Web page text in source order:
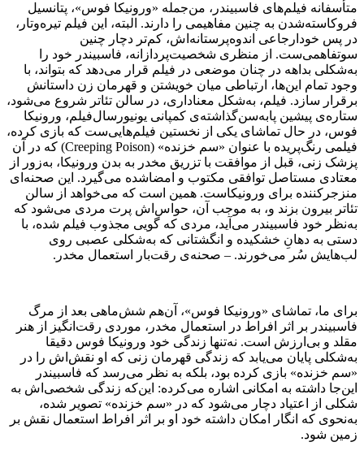
متأسفانه فیلم‌های فاسبیندر، من‌جمله «ورونیکا فوس»، پتانسیل
فروکاسته‌شدن به چنین مفاهیمی را دارند. البته، این فیلم تیره‌وتار،
در پس خودارجاعی اندوه‌پرستانه‌اش، کم‌تر دچار چنین
سوتفاهمی‌ست. از منظری شخصیت‌پردازانه، فاسبیندر خود را
به‌شکلی بداهه در چنان موضعی در فیلم قرار می‌دهد که بتواند، با
وجود تمام این‌ها، ارتباطی میان خویشتن و قهرمان زن داستانش
برقرار سازد. فیلم، به‌شکل معناداری، در سالن تئاتر شروع می‌شود،
ستاره‌ی پیشین پابه‌سن‌گذاشته‌ی کمپانی یونیورسال‌فیلم، ورونیکا
فوس، در حال تماشای یکی از نخستین فیلم‌هایی‌ست که بازی کرده،
فیلمی رنگ‌پریده با عنوان «سم خزنده» (Creeping Poison) که در آن
پزشک زنی، قبل از موافقت با تزریق مخدر به بدن ورونیکا، به‌زور از
معتادی مستاصل توافقی مکتوب و امضاشده می‌گیرد. این صحنه‌ای
منزجرکننده برای ورونیکاست. همین است که می‌خواهد از سالن
تئاتر بیرون ‌بزند و، به موجب آن، حواس‌اش پرت مردی می‌شود که
به‌نظر خود فاسبیندر می‌آید، مردی که گویی مجذوب فیلم شده، با
دستی به دهانِ خشکیده و انگشتانی که به‌شکلی عصبی روی
لب‌هایش سُر می‌خورند. – صحنه‌ی رقت‌بار استعمال مخدر.
برای ما، تماشای «ورونیکا فوس»، آن‌هم شش‌ماهی بعد از مرگ
فاسبیندر بر اثر افراط در استعمال مخدر، موردی رقت‌انگیز از هنر
مقلد و بی‌ارزش است. نه‌تنها زندگی خود ورونیکا فوس دقیقا
به‌شکلی پایان می‌یابد که زندگی قهرمان زنی که او نقش‌اش را در
«سم خزنده» بازی کرده بود، بلکه به نظر می‌رسد که فاسبیندر
این‌جا داشته به امکانی اشاره می‌کرده: این‌که زندگی شخصی‌اش به
شکلی از اعتیاد دچار می‌شود که در «سم خزنده» تصویر شده،
به‌نحوی که انگار امکان داشته خود او بر اثر افراط استعمال نقش بر
زمین شود.